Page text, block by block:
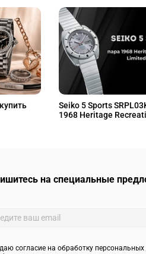
Seiko 5 Sports
1968 Heritage
на специальные
согласие на обработку